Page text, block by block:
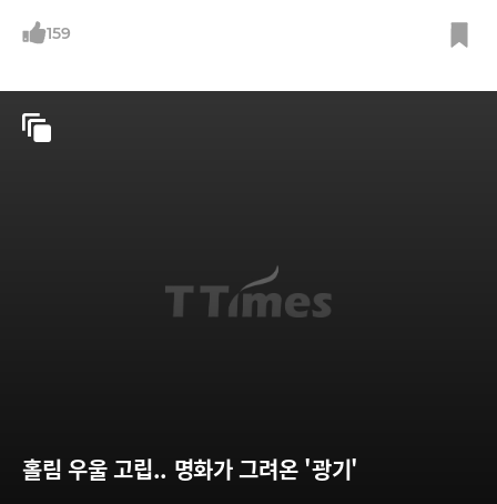
159
홀림 우울 고립.. 명화가 그려온 '광기'